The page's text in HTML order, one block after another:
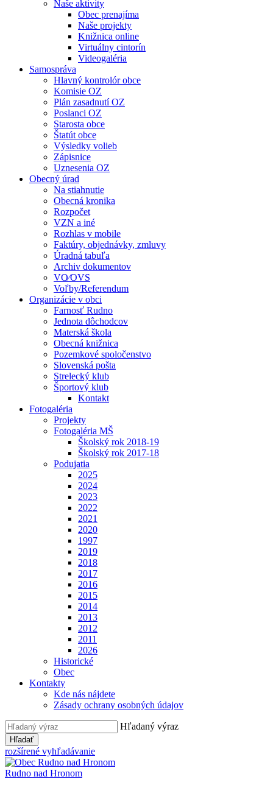
Naše aktivity
Obec prenajíma
Naše projekty
Knižnica online
Virtuálny cintorín
Videogaléria
Samospráva
Hlavný kontrolór obce
Komisie OZ
Plán zasadnutí OZ
Poslanci OZ
Starosta obce
Štatút obce
Výsledky volieb
Zápisnice
Uznesenia OZ
Obecný úrad
Na stiahnutie
Obecná kronika
Rozpočet
VZN a iné
Rozhlas v mobile
Faktúry, objednávky, zmluvy
Úradná tabuľa
Archiv dokumentov
VO⁄OVS
Voľby/Referendum
Organizácie v obci
Farnosť Rudno
Jednota dôchodcov
Materská škola
Obecná knižnica
Pozemkové spoločenstvo
Slovenská pošta
Strelecký klub
Športový klub
Kontakt
Fotogaléria
Projekty
Fotogaléria MŠ
Školský rok 2018-19
Školský rok 2017-18
Podujatia
2025
2024
2023
2022
2021
2020
1997
2019
2018
2017
2016
2015
2014
2013
2012
2011
2026
Historické
Obec
Kontakty
Kde nás nájdete
Zásady ochrany osobných údajov
Hľadaný výraz
Hľadať
rozšírené vyhľadávanie
Rudno nad Hronom